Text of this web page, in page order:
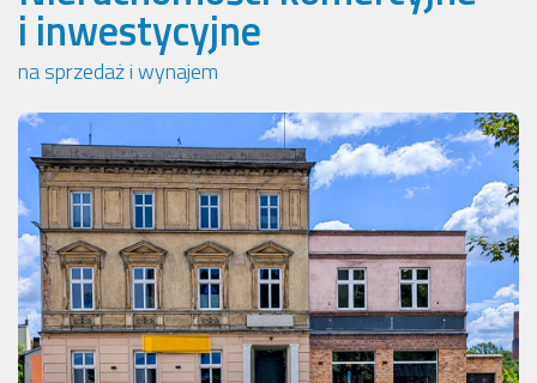
i inwestycyjne
na sprzedaż i wynajem